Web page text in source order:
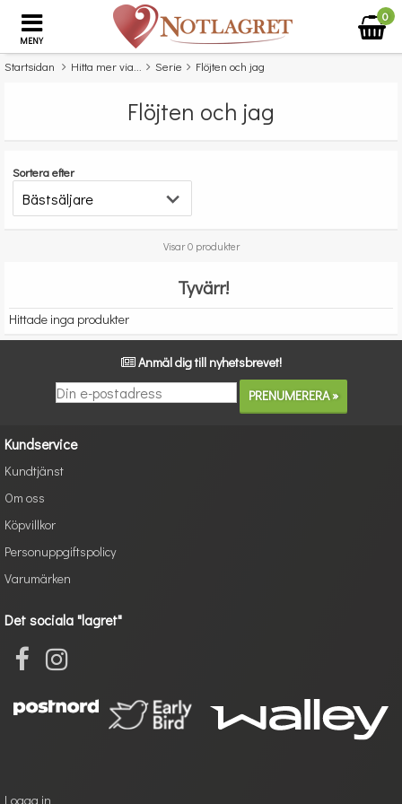
MENY
0
Startsidan Hitta mer via... Serie Flöjten och jag
Flöjten och jag
Sortera efter
Visar 0 produkter
Tyvärr!
Hittade inga produkter
Anmäl dig till nyhetsbrevet!
Kundservice
Kundtjänst
Om oss
Köpvillkor
Personuppgiftspolicy
Varumärken
Det sociala "lagret"
Logga in